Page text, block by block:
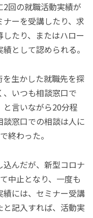
回の就職活動実績が
ーを受講したり、求
たり、またはハロー
として認められる。
生かした就職先を探
、いつも相談窓口で
言いながら20分程
窓口での相談は人に
終わった。
んだが、新型コロナ
中止となり、一度も
には、セミナー受講
記入すれば、活動実